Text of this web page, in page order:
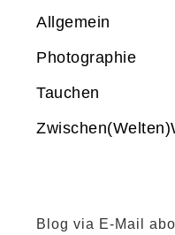
Allgemein
Photographie
Tauchen
Blog via E-Mail